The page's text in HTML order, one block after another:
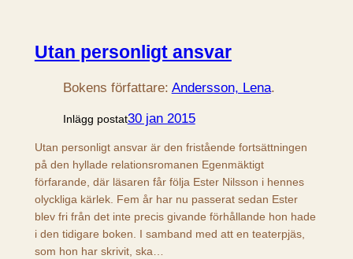
Utan personligt ansvar
Bokens författare: Andersson, Lena.
Inlägg postat30 jan 2015
Utan personligt ansvar är den fristående fortsättningen
på den hyllade relationsromanen Egenmäktigt
förfarande, där läsaren får följa Ester Nilsson i hennes
olyckliga kärlek. Fem år har nu passerat sedan Ester
blev fri från det inte precis givande förhållande hon hade
i den tidigare boken. I samband med att en teaterpjäs,
som hon har skrivit, ska…